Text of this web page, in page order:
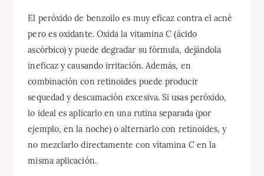
El peróxido de benzoilo es muy eficaz contra el acné
pero es oxidante. Oxida la vitamina C (ácido
ascórbico) y puede degradar su fórmula, dejándola
ineficaz y causando irritación. Además, en
combinación con retinoides puede producir
sequedad y descamación excesiva. Si usas peróxido,
lo ideal es aplicarlo en una rutina separada (por
ejemplo, en la noche) o alternarlo con retinoides, y
no mezclarlo directamente con vitamina C en la
misma aplicación.